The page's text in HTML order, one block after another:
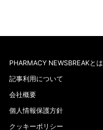
PHARMACY NEWSBREAKとは
記事利用について
会社概要
個人情報保護方針
クッキーポリシー